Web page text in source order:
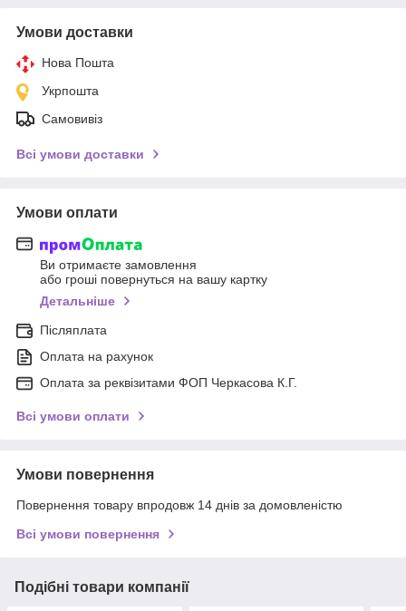
Умови доставки
Нова Пошта
Укрпошта
Самовивіз
Всі умови доставки
Умови оплати
Ви отримаєте замовлення
або гроші повернуться на вашу картку
Детальніше
Післяплата
Оплата на рахунок
Оплата за реквізитами ФОП Черкасова К.Г.
Всі умови оплати
Умови повернення
Повернення товару впродовж 14 днів за домовленістю
Всі умови повернення
Подібні товари компанії